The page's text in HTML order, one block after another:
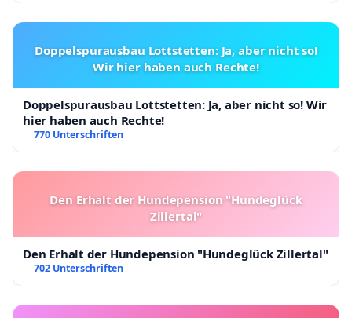
Doppelspurausbau Lottstetten: Ja, aber nicht so!
Wir hier haben auch Rechte!
Doppelspurausbau Lottstetten: Ja, aber nicht so! Wir
hier haben auch Rechte!
770 Unterschriften
Den Erhalt der Hundepension "Hundeglück
Zillertal"
Den Erhalt der Hundepension "Hundeglück Zillertal"
702 Unterschriften